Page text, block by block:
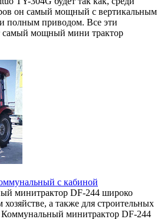
он самый мощный с вертикальным
полным приводом. Все эти
самый мощный мини трактор
с кабиной
минитрактор DF-244 широко
хозяйстве, а также для строительных
минитрактор DF-244